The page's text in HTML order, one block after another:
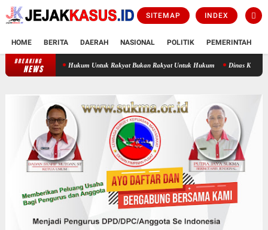
SITEMAP INDEX
HOME BERITA DAERAH NASIONAL POLITIK PEMERINTAH
BREAKING
NEWS Tekanan Fiskal Bikin Kepala Daerah Kompak Bersuara Hukum Untuk